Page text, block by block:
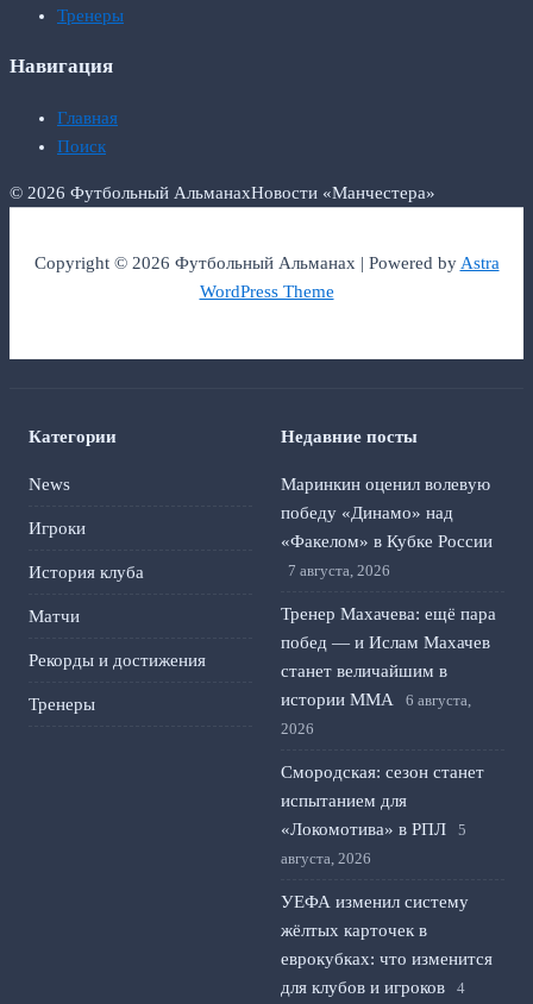
Тренеры
Навигация
Главная
Поиск
© 2026 Футбольный АльманахНовости «Манчестера»
Copyright © 2026 Футбольный Альманах | Powered byAstra
WordPress Theme
Категории
News
Игроки
История клуба
Матчи
Рекорды и достижения
Тренеры
Недавние посты
Маринкин оценил волевую
победу «Динамо» над
«Факелом» в Кубке России
7 августа, 2026
Тренер Махачева: ещё пара
побед — и Ислам Махачев
станет величайшим в
истории ММА
6 августа,
2026
Смородская: сезон станет
испытанием для
«Локомотива» в РПЛ
5
августа, 2026
УЕФА изменил систему
жёлтых карточек в
еврокубках: что изменится
для клубов и игроков
4